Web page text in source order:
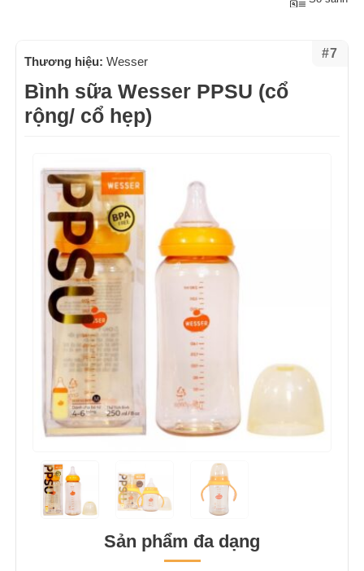
#7
Thương hiệu: Wesser
Bình sữa Wesser PPSU (cổ
rộng/ cổ hẹp)
Sản phẩm đa dạng